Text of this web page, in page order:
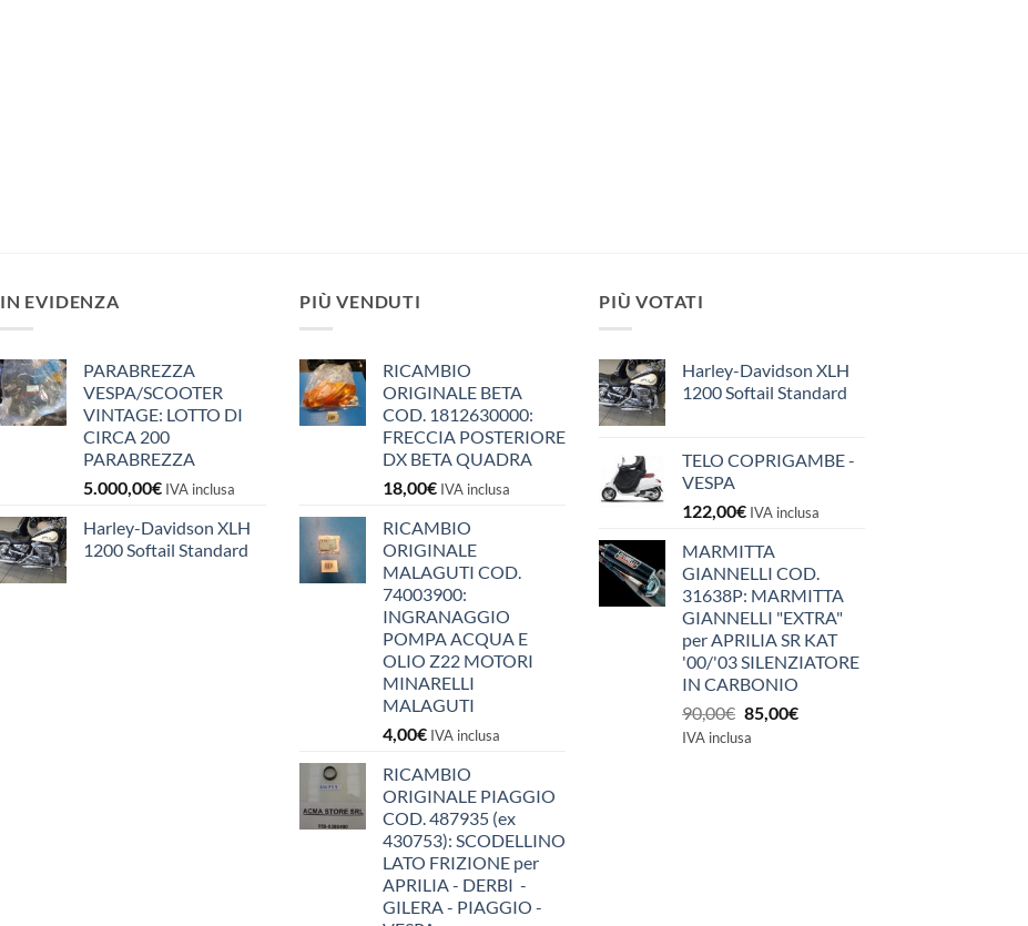
IN EVIDENZA
PARABREZZA
VESPA/SCOOTER
VINTAGE: LOTTO DI
CIRCA 200
PARABREZZA
5.000,00€ IVA inclusa
Harley-Davidson XLH
1200 Softail Standard
PIÙ VENDUTI
RICAMBIO
ORIGINALE BETA
COD. 1812630000:
FRECCIA POSTERIORE
DX BETA QUADRA
18,00€ IVA inclusa
RICAMBIO
ORIGINALE
MALAGUTI COD.
74003900:
INGRANAGGIO
POMPA ACQUA E
OLIO Z22 MOTORI
MINARELLI
MALAGUTI
4,00€ IVA inclusa
RICAMBIO
ORIGINALE PIAGGIO
COD. 487935 (ex
430753): SCODELLINO
LATO FRIZIONE per
APRILIA - DERBI -
GILERA - PIAGGIO -
PIÙ VOTATI
Harley-Davidson XLH
1200 Softail Standard
TELO COPRIGAMBE -
VESPA
122,00€ IVA inclusa
MARMITTA
GIANNELLI COD.
31638P: MARMITTA
GIANNELLI "EXTRA"
per APRILIA SR KAT
'00/'03 SILENZIATORE
IN CARBONIO
90,00€ Il
prezzo
85,00€Il
IVA inclusa